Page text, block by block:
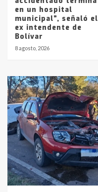
en un hospital
municipal”, señaló el
ex intendente de
Bolívar
8 agosto, 2026